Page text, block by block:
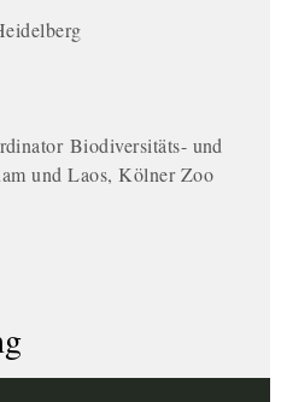
Biodiversitäts- und
und Laos, Kölner Zoo